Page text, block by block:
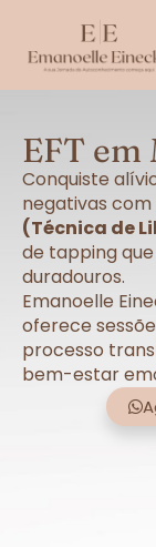
EFT em
Conquiste
negativas com
(Técnica de
de tapping
duradouros.
Emanoelle
oferece
processo
bem-estar